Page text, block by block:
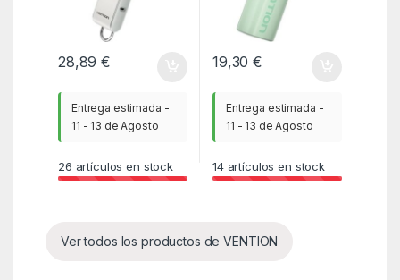
28,89€
Entrega estimada -
11 - 13 de Agosto
26 artículos en stock
19,30€
Entrega estimada -
11 - 13 de Agosto
14artículos en stock
Ver todos los productos de VENTION